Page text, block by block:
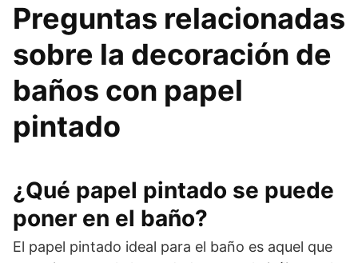
Preguntas relacionadas
sobre la decoración de
baños con papel
pintado
¿Qué papel pintado se puede
poner en el baño?
El papel pintado ideal para el baño es aquel que